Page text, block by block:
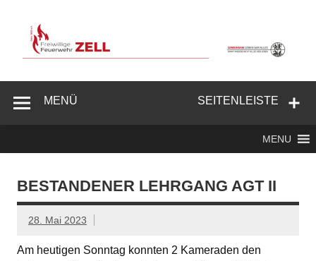
springen
Feuerwehr
SEITENLEISTE
MENÜ
MENU
BESTANDENER LEHRGANG AGT II
28. Mai 2023
Am heutigen Sonntag konnten 2 Kameraden den